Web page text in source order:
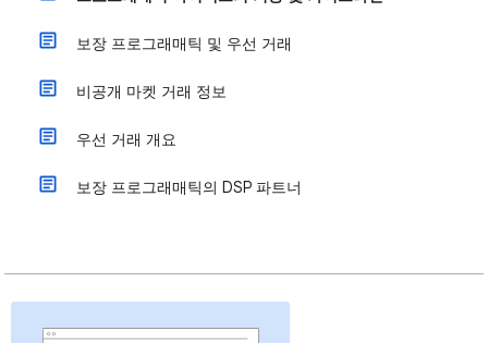
보장 프로그래매틱 및 우선 거래
비공개 마켓 거래 정보
우선 거래 개요
보장 프로그래매틱의 DSP 파트너